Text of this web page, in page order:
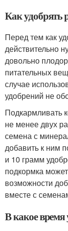
Как удобрять
Перед тем как
действительно
довольно
питательных
случае
удобрений не
Подкармливать
не менее двух
семена с
добавить к ним
и 10 грамм
подкормка
возможности
вместе с
В какое время